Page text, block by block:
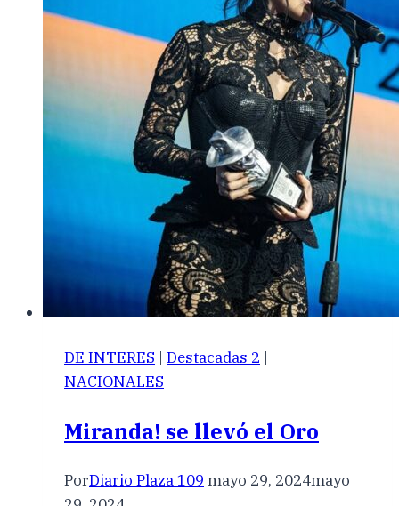
DE INTERES | Destacadas 2 |
NACIONALES
Miranda! se llevó el Oro
PorDiario Plaza 109 mayo 29, 2024mayo